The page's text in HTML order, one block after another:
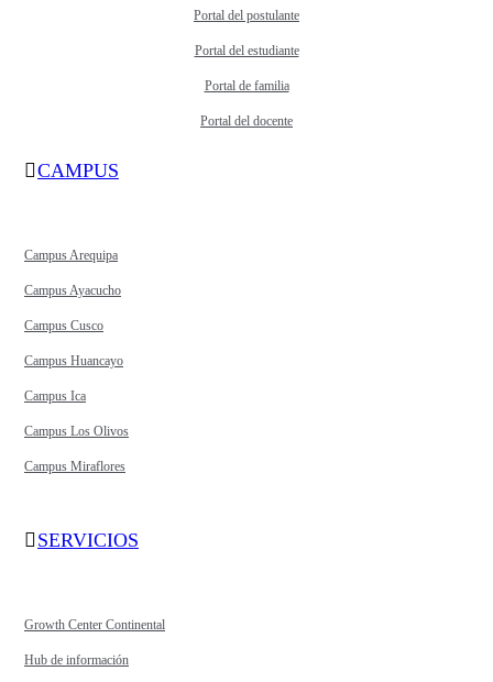
Portal del postulante
Portal del estudiante
Portal de familia
Portal del docente
CAMPUS
Campus Arequipa
Campus Ayacucho
Campus Cusco
Campus Huancayo
Campus Ica
Campus Los Olivos
Campus Miraflores
SERVICIOS
Growth Center Continental
Hub de información